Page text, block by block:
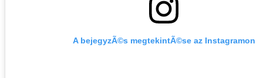
A bejegyzÃ©s megtekintÃ©se az Instagramon